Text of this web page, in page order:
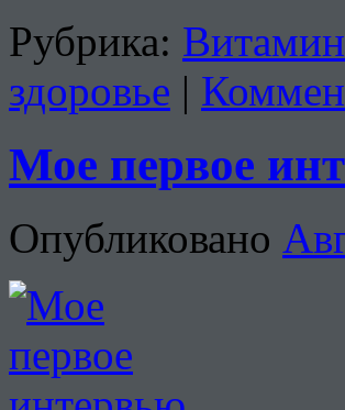
Рубрика:
здоровье |
Мое первое
Опубликовано